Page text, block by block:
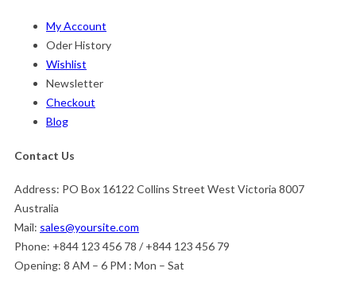
My Account
Oder History
Wishlist
Newsletter
Checkout
Blog
Contact Us
Address: PO Box 16122 Collins Street West Victoria 8007
Australia
Mail: sales@yoursite.com
Phone: +844 123 456 78 / +844 123 456 79
Opening: 8 AM – 6 PM : Mon – Sat